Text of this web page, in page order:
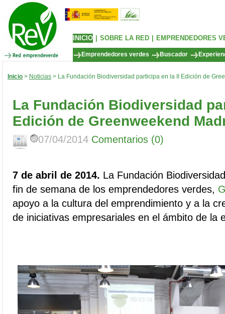
INICIO SOBRE LA RED EMPRENDEDORES
Emprendedores verdes Buscador
Inicio > Noticias > La Fundación Biodiversidad participa en la II Edición de
La Fundación Biodiversidad
Edición de Greenweekend
07/04/2014 Comentarios (0)
7 de abril de 2014. La Fundación
fin de semana de los emprendedores verdes,
apoyo a la cultura del emprendimiento y a la
de iniciativas empresariales en el ámbito de la